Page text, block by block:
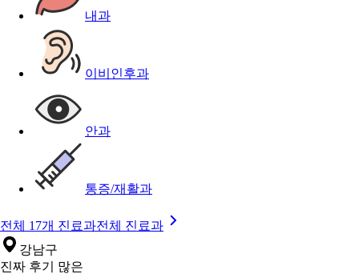
내과
이비인후과
안과
통증/재활과
전체 17개 진료과전체 진료과
강남구
진짜 후기 많은